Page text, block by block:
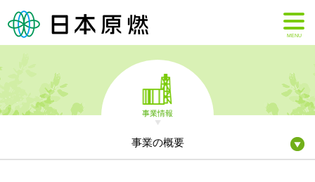
MENU
事業情報
事業の概要